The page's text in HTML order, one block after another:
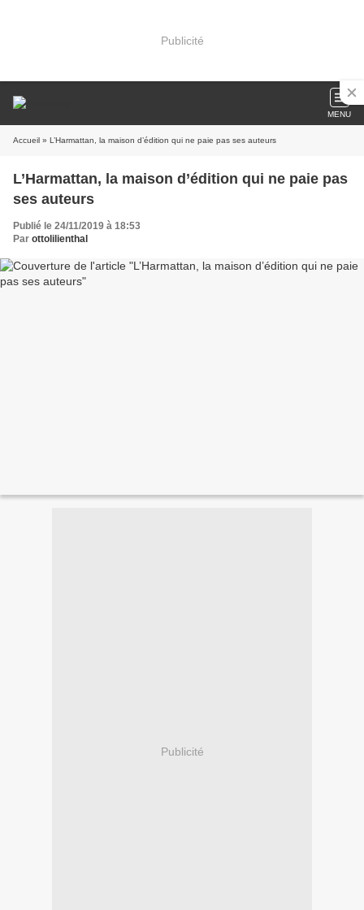
Publicité
MENU
Accueil » L’Harmattan, la maison d’édition qui ne paie pas ses auteurs
L’Harmattan, la maison d’édition qui ne paie pas
ses auteurs
Publié le 24/11/2019 à 18:53
Par ottolilienthal
Publicité